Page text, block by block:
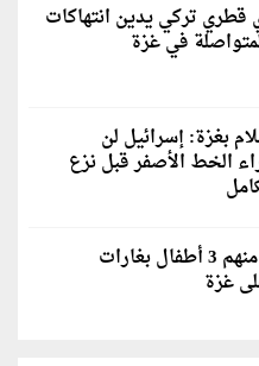
تركي يدين انتهاكات
في غزة
بغزة: إسرائيل لن
الخط الأصفر قبل نزع
10 شهداء منهم 3 أطفال بغارات
غزة